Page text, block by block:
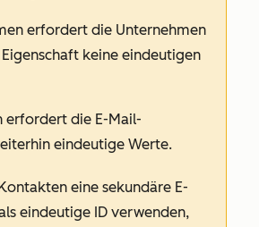
erfordert die Unternehmen
Eigenschaft keine eindeutigen
erfordert die E-Mail-
eindeutige Werte.
eine sekundäre E-
eindeutige ID verwenden,